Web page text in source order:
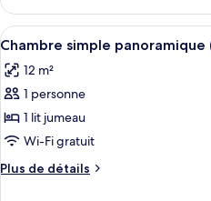
panoramique
(with
Jungfrau
View)
Chambre
triple
panoramique
Jungfrau
View)
Afficher
toutes
les
photos
pour
ce
type
de
9
Chambre simple
12 m²
1 personne
1 lit jumeau
Wi-Fi gratuit
Plus de détails
Plus